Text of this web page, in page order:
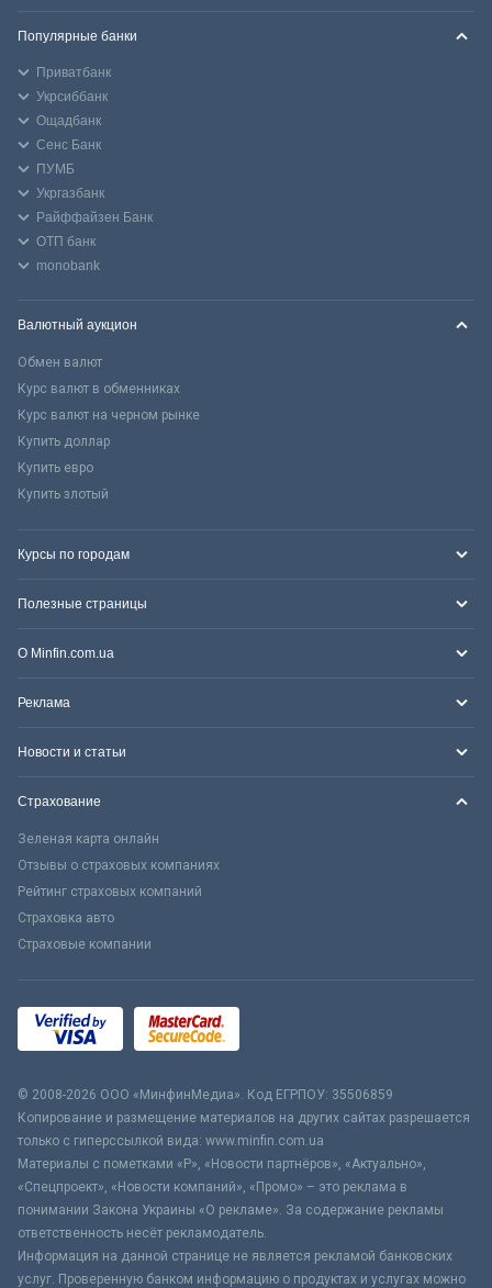
Популярные банки
Приватбанк
Укрсиббанк
Ощадбанк
Сенс Банк
ПУМБ
Укргазбанк
Райффайзен Банк
ОТП банк
monobank
Валютный аукцион
Обмен валют
Курс валют в обменниках
Курс валют на черном рынке
Купить доллар
Купить евро
Купить злотый
Курсы по городам
Полезные страницы
О Minfin.com.ua
Реклама
Новости и статьи
Страхование
Зеленая карта онлайн
Отзывы о страховых компаниях
Рейтинг страховых компаний
Страховка авто
Страховые компании
© 2008-2026 ООО «МинфинМедиа». Код ЕГРПОУ: 35506859
Копирование и размещение материалов на других сайтах разрешается
только с гиперссылкой вида: www.minfin.com.ua
Материалы с пометками «Р», «Новости партнёров», «Актуально»,
«Спецпроект», «Новости компаний», «Промо» – это реклама в
понимании Закона Украины «О рекламе». За содержание рекламы
ответственность несёт рекламодатель.
Информация на данной странице не является рекламой банковских
услуг. Проверенную банком информацию о продуктах и услугах можно